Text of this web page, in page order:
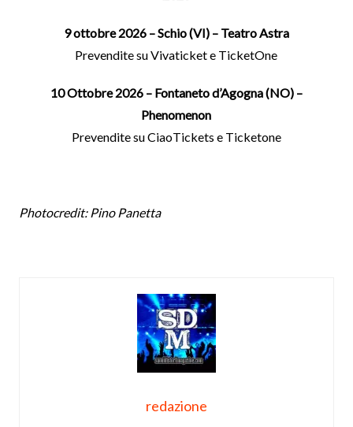
9 ottobre 2026 – Schio (VI) – Teatro Astra
Prevendite su Vivaticket e TicketOne
10 Ottobre 2026 – Fontaneto d’Agogna (NO) –
Phenomenon
Prevendite su CiaoTickets e Ticketone
Photocredit: Pino Panetta
redazione